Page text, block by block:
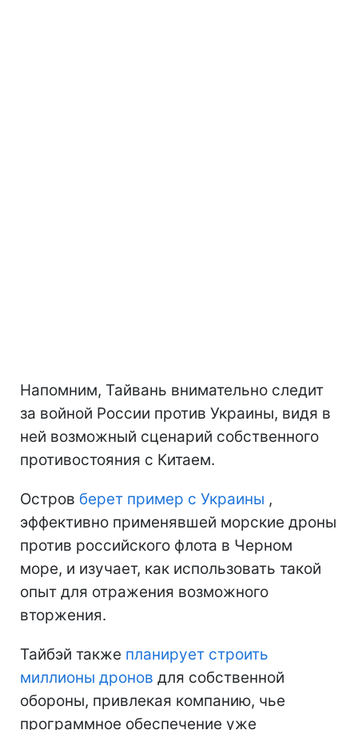
Напомним, Тайвань внимательно следит
за войной России против Украины, видя в
ней возможный сценарий собственного
противостояния с Китаем.
Остров берет пример с Украины ,
эффективно применявшей морские дроны
против российского флота в Черном
море, и изучает, как использовать такой
опыт для отражения возможного
вторжения.
Тайбэй также планирует строить
миллионы дронов для собственной
обороны, привлекая компанию, чье
программное обеспечение уже